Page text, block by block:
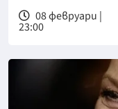
08 февруари |
23:00